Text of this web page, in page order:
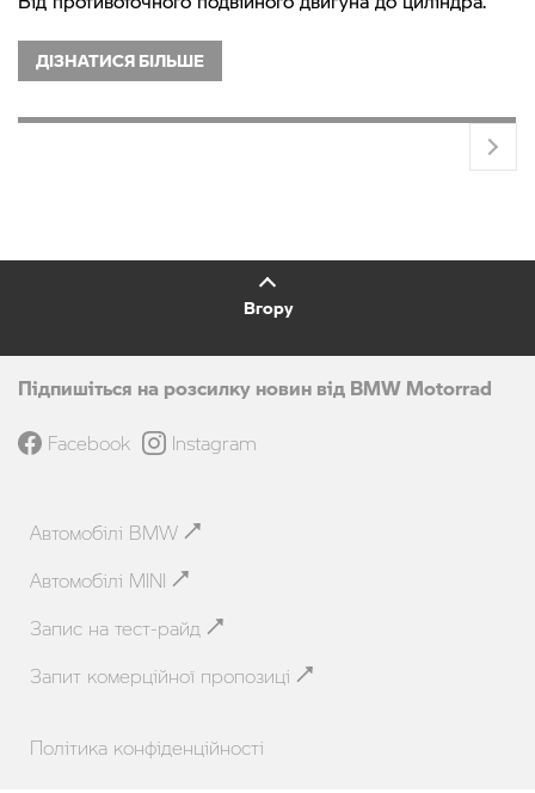
ДІЗНАТИСЯ БІЛЬШЕ
Вгору
Підпишіться на розсилку новин від BMW Motorrad
Facebook Instagram
Автомобілі BMW
Автомобілі MINI
Запис на тест-райд
Запит комерційної пропозиці
Політика конфіденційності